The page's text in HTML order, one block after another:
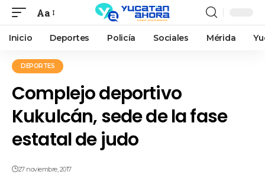
Aa
Inicio Deportes Policía Sociales Mérida
DEPORTES
Complejo deportivo
Kukulcán, sede de la fase
estatal de judo
27 noviembre, 2017